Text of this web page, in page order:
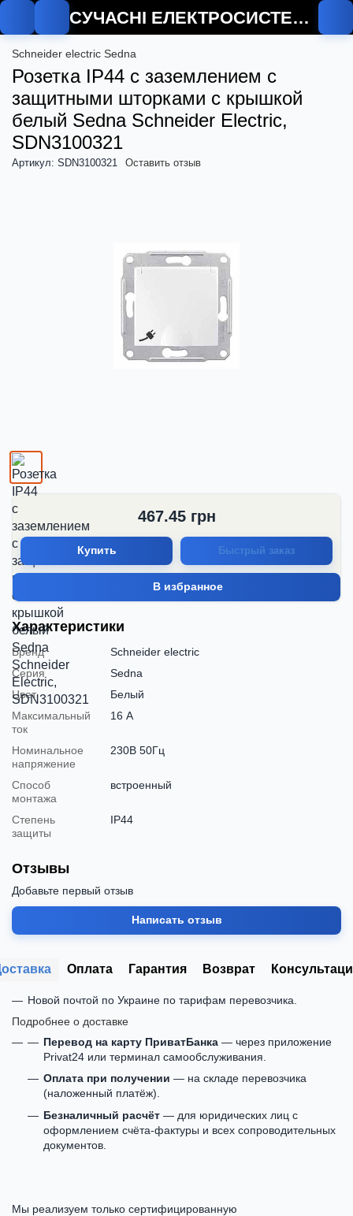
СУЧАСНІ ЕЛЕКТРОСИСТЕМИ
Schneider electric Sedna
Розетка IP44 с заземлением с
защитными шторками с крышкой
белый Sedna Schneider Electric,
SDN3100321
Артикул: SDN3100321 Оставить отзыв
467.45грн
Купить Быстрый заказ
В избранное
Характеристики
Бренд
Schneider electric
Серия
Sedna
Цвет
Белый
Максимальный
ток
16 А
Номинальное
напряжение
230В 50Гц
Способ
монтажа
встроенный
Степень
защиты
IP44
Отзывы
Добавьте первый отзыв
Написать отзыв
Оплата Гарантия Возврат
Новой почтой по Украине по тарифам перевозчика.
Подробнее о доставке
Перевод на карту ПриватБанка — через приложение
Privat24 или терминал самообслуживания.
Оплата при получении — на складе перевозчика
(наложенный платёж).
Безналичный расчёт — для юридических лиц с
оформлением счёта-фактуры и всех сопроводительных
документов.
Мы реализуем только сертифицированную